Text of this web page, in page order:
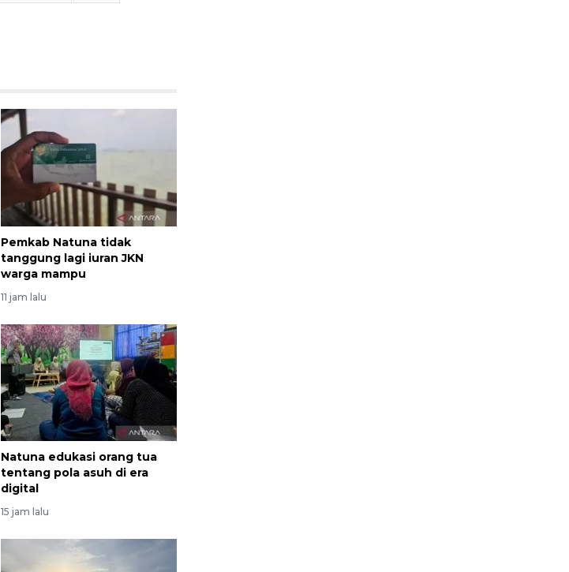
Pemkab Natuna tidak
tanggung lagi iuran JKN
warga mampu
11 jam lalu
Natuna edukasi orang tua
tentang pola asuh di era
digital
15 jam lalu